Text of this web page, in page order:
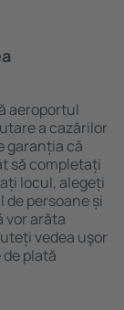
aeroportul
a cazărilor
garanția că
să completați
locul, alegeți
persoane și
vor arăta
vedea uşor
plată